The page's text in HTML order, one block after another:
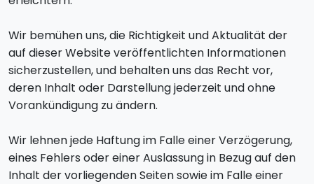
Wir bemühen uns, die Richtigkeit und Aktualität der
auf dieser Website veröffentlichten Informationen
sicherzustellen, und behalten uns das Recht vor,
deren Inhalt oder Darstellung jederzeit und ohne
Vorankündigung zu ändern.
Wir lehnen jede Haftung im Falle einer Verzögerung,
eines Fehlers oder einer Auslassung in Bezug auf den
Inhalt der vorliegenden Seiten sowie im Falle einer